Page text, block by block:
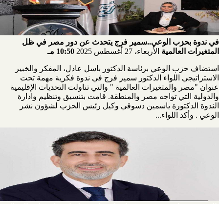
في ندوة بحزب الوعي..سمير فرج يتحدث عن دور مصر في ظل
المتغيرات العالمية الأربعاء، 27 أغسطس 2025 10:50 مـ
استضاف حزب الوعي برئاسة الدكتور باسل عادل، المفكر والخبير
الاستراتيجي اللواء الدكتور سمير فرج في ندوة فكرية مهمة تحت
عنوان "مصر والمتغيرات العالمية " والتي تناولت التحديات الإقليمية
والدولية التي تواجه مصر والمنطقة. قامت بتنسيق وتنظيم وادارة
الندوة الدكتورة ياسمين دسوقي وكيل رئيس الحزب لشؤون نشر
الوعي . وأكد اللواء...